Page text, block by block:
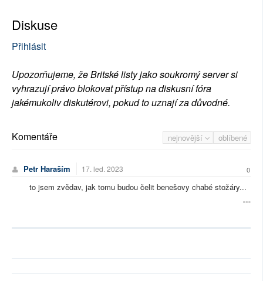
Diskuse
Přihlásit
Upozorňujeme, že Britské listy jako soukromý server si
vyhrazují právo blokovat přístup na diskusní fóra
jakémukoliv diskutérovi, pokud to uznají za důvodné.
nejnovější oblíbené
Komentáře
Petr Haraším 17. led. 2023 0
to jsem zvědav, jak tomu budou čelit benešovy chabé stožáry...